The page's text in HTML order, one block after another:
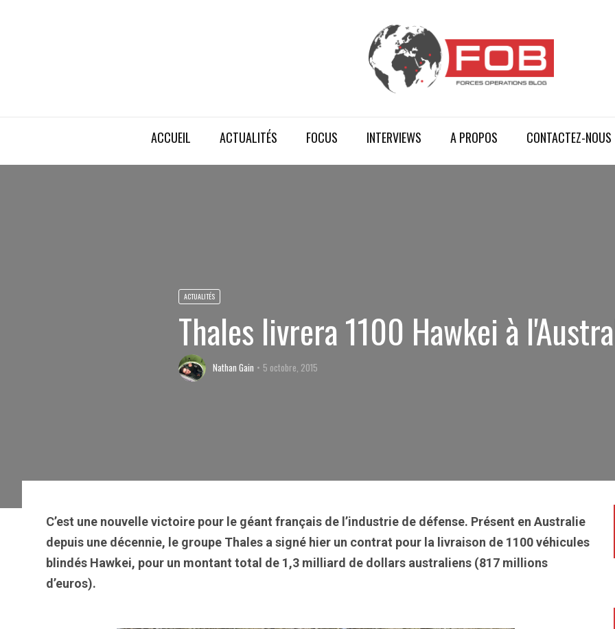
ACCUEIL ACTUALITÉS FOCUS INTERVIEWS A PROPOS CONTACTEZ-NOUS
ACTUALITÉS
Thales livrera 1100 Hawkei à
Nathan Gain 5 octobre, 2015
C’est une nouvelle victoire pour le géant français de l’industrie de défense. Présent en Australie
depuis une décennie, le groupe Thales a signé hier un contrat pour la livraison de 1100 véhicules
blindés Hawkei, pour un montant total de 1,3 milliard de dollars australiens (817 millions
d’euros).